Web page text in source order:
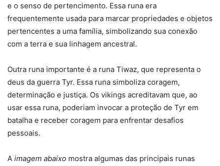
e o senso de pertencimento. Essa runa era
frequentemente usada para marcar propriedades e objetos
pertencentes a uma família, simbolizando sua conexão
com a terra e sua linhagem ancestral.
Outra runa importante é a runa Tiwaz, que representa o
deus da guerra Tyr. Essa runa simboliza coragem,
determinação e justiça. Os vikings acreditavam que, ao
usar essa runa, poderiam invocar a proteção de Tyr em
batalha e receber coragem para enfrentar desafios
pessoais.
A imagem abaixo mostra algumas das principais runas